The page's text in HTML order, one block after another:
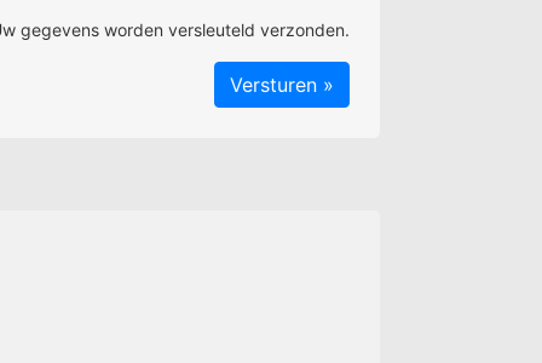
gegevens worden versleuteld verzonden.